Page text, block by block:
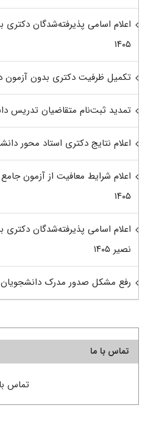
اعلام اسامی پذیرفته‌شدگان
۱۴۰۵
تکمیل ظرفیت دکتری بدون آزمون
تمدید ثبت‌نام متقاضیان تدریس
اعلام نتایج دکتری استاد محور
اعلام شرایط معافیت از آزمون
۱۴۰۵
اعلام اسامی پذیرفته‌شدگان دکتری
نصیر ۱۴۰۵
رفع مشکل صدور مدرک دانشجویان
تماس با ما
تماس